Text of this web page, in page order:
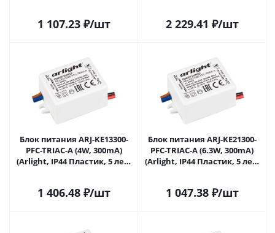
1 107.23₽/шт 2 229.41 ₽/шт
Блок питания ARJ-KE13300-
PFC-TRIAC-A (4W, 300mA)
(Arlight, IP44 Пластик, 5 лет)
1 406.48₽/шт
Блок питания ARJ-KE21300-
PFC-TRIAC-A (6.3W, 300mA)
(Arlight, IP44 Пластик, 5 лет)
1 047.38₽/шт